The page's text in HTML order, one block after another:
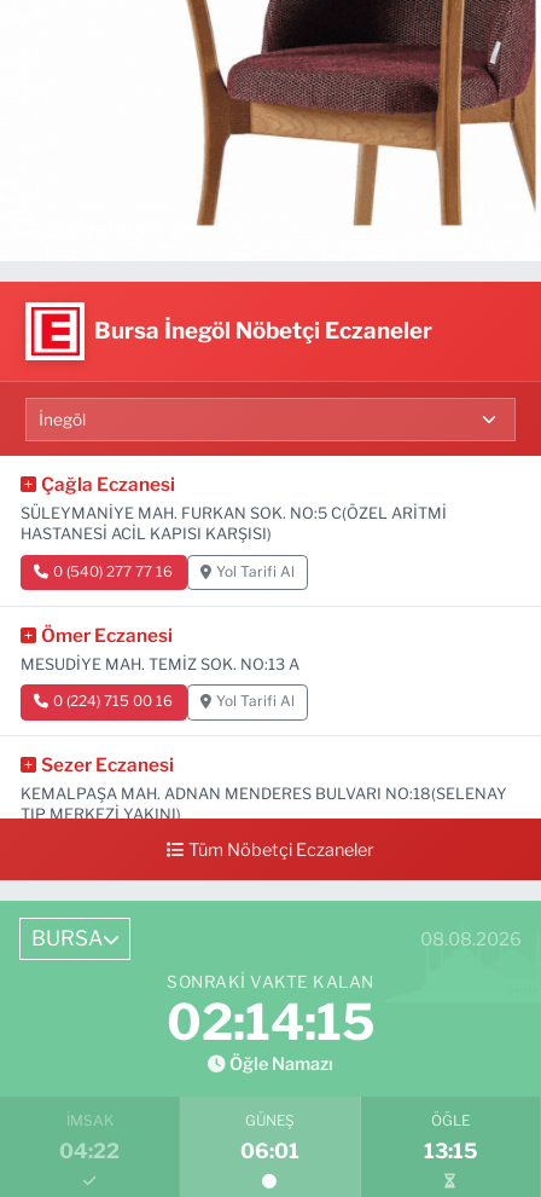
Bursa İnegöl Nöbetçi Eczaneler
Çağla Eczanesi
SÜLEYMANİYE MAH. FURKAN SOK. NO:5 C(ÖZEL ARİTMİ
HASTANESİ ACİL KAPISI KARŞISI)
0 (540) 277 77 16 Yol Tarifi Al
Ömer Eczanesi
MESUDİYE MAH. TEMİZ SOK. NO:13 A
0 (224) 715 00 16 Yol Tarifi Al
Sezer Eczanesi
KEMALPAŞA MAH. ADNAN MENDERES BULVARI NO:18(SELENAY
TIP MERKEZİ YAKINI)
0 (224) 711 64 49 Yol Tarifi Al
Tüm Nöbetçi Eczaneler
BURSA 08.08.2026
SONRAKI VAKTE KALAN
02:14:13
Öğle Namazı
İMSAK
04:22
GÜNEŞ
06:01
ÖĞLE
13:15